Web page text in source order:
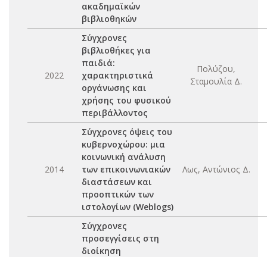
ακαδημαϊκών
βιβλιοθηκών
2022
Σύγχρονες
βιβλιοθήκες για
παιδιά:
χαρακτηριστικά
οργάνωσης και
χρήσης του φυσικού
περιβάλλοντος
Πολύζου,
Σταμουλία Δ.
2014
Σύγχρονες όψεις του
κυβερνοχώρου: μια
κοινωνική ανάλυση
των επικοινωνιακών
διαστάσεων και
προοπτικών των
ιστολογίων (Weblogs)
Λως, Αντώνιος Δ.
Σύγχρονες
προσεγγίσεις στη
διοίκηση